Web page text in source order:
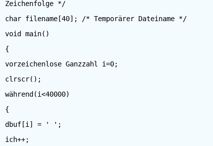
Zeichenfolge */
char filename[40]; /* Temporärer Dateiname */
void main()
{
vorzeichenlose Ganzzahl i=0;
clrscr();
während(i<40000)
{
dbuf[i] = ' ';
ich++;